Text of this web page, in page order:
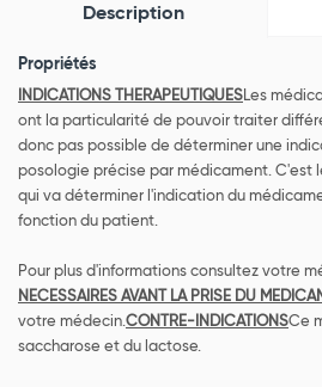
Description
Propriétés
INDICATIONS THERAPEUTIQUESLes
ont la particularité de pouvoir traiter
donc pas possible de déterminer une
posologie précise par médicament. C'est
qui va déterminer l'indication du
fonction du patient.
Pour plus d'informations consultez votre
NECESSAIRES AVANT LA PRISE DU
votre médecin.CONTRE-INDICATIONSCe
saccharose et du lactose.